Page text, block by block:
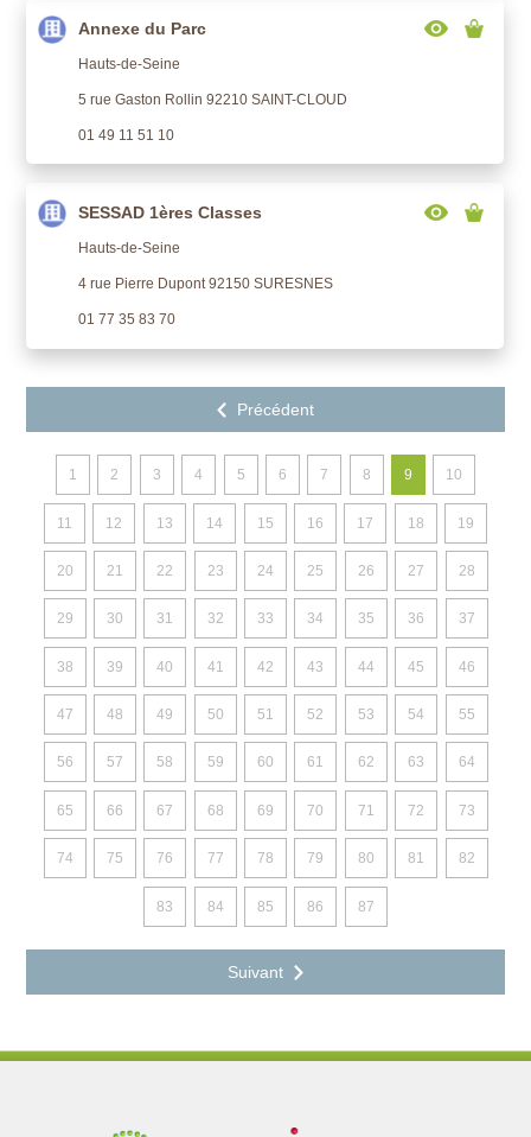
Annexe du Parc
Hauts-de-Seine
5 rue Gaston Rollin 92210 SAINT-CLOUD
01 49 11 51 10
SESSAD 1ères Classes
Hauts-de-Seine
4 rue Pierre Dupont 92150 SURESNES
01 77 35 83 70
1 2 3 4 5 6 7 8 9 10
11 12 13 14 15 16 17 18 19
20 21 22 23 24 25 26 27 28
29 30 31 32 33 34 35 36 37
38 39 40 41 42 43 44 45 46
47 48 49 50 51 52 53 54 55
56 57 58 59 60 61 62 63 64
65 66 67 68 69 70 71 72 73
74 75 76 77 78 79 80 81 82
83 84 85 86 87